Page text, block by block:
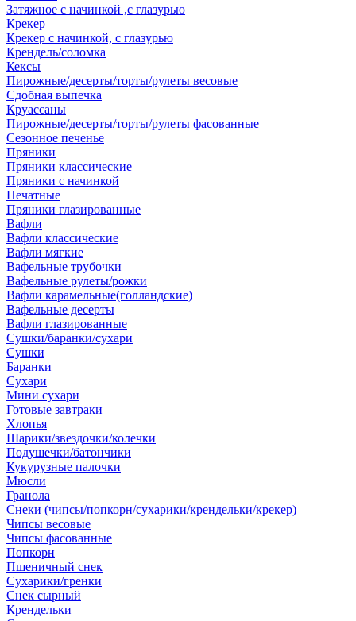
Затяжное с начинкой ,с глазурью
Крекер
Крекер с начинкой, с глазурью
Крендель/соломка
Кексы
Пирожные/десерты/торты/рулеты весовые
Сдобная выпечка
Круассаны
Пирожные/десерты/торты/рулеты фасованные
Сезонное печенье
Пряники
Пряники классические
Пряники с начинкой
Печатные
Пряники глазированные
Вафли
Вафли классические
Вафли мягкие
Вафельные трубочки
Вафельные рулеты/рожки
Вафли карамельные(голландские)
Вафельные десерты
Вафли глазированные
Сушки/баранки/сухари
Сушки
Баранки
Сухари
Мини сухари
Готовые завтраки
Хлопья
Шарики/звездочки/колечки
Подушечки/батончики
Кукурузные палочки
Мюсли
Гранола
Снеки (чипсы/попкорн/сухарики/крендельки/крекер)
Чипсы весовые
Чипсы фасованные
Попкорн
Пшеничный снек
Сухарики/гренки
Снек сырный
Крендельки